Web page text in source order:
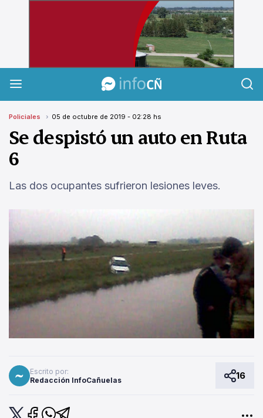
InfoCañuelas
Policiales 05 de octubre de 2019 - 02:28 hs
Se despistó un auto en Ruta
6
Las dos ocupantes sufrieron lesiones leves.
Escrito por:
Redacción InfoCañuelas
16